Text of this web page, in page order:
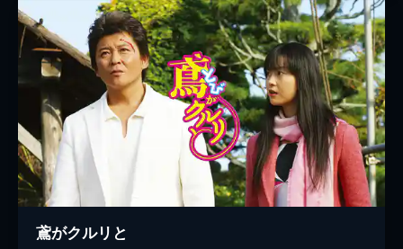
鳶がクルリと